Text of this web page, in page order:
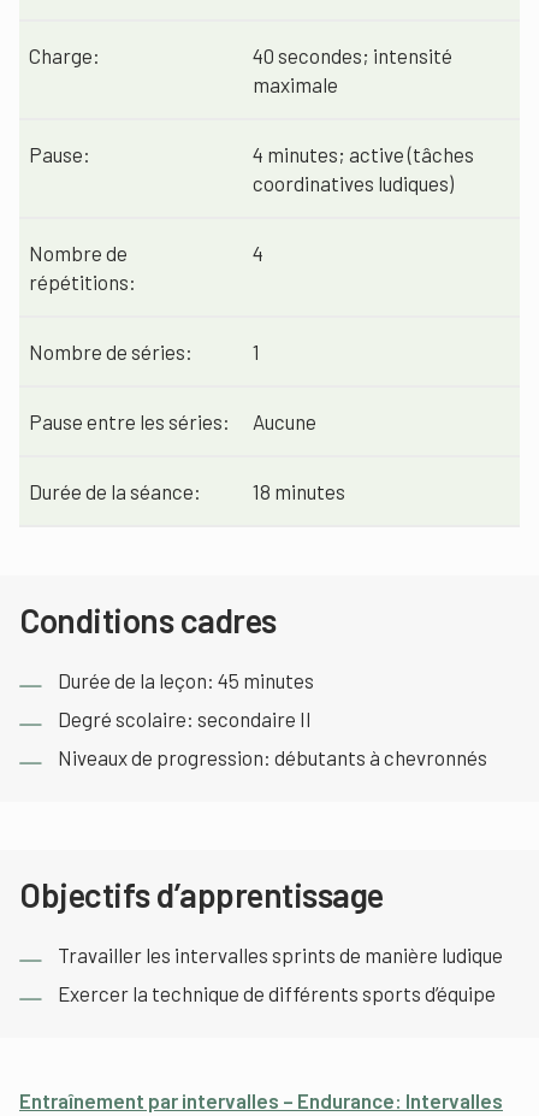
Charge:
40 secondes; intensité
maximale
Pause:
4 minutes; active (tâches
coordinatives ludiques)
Nombre de
répétitions:
4
Nombre de séries: 1
Pause entre les séries: Aucune
Durée de la séance: 18 minutes
Conditions cadres
Durée de la leçon: 45 minutes
Degré scolaire: secondaire II
Niveaux de progression: débutants à chevronnés
Objectifs d’apprentissage
Travailler les intervalles sprints de manière ludique
Exercer la technique de différents sports d’équipe
Entraînement par intervalles – Endurance: Intervalles